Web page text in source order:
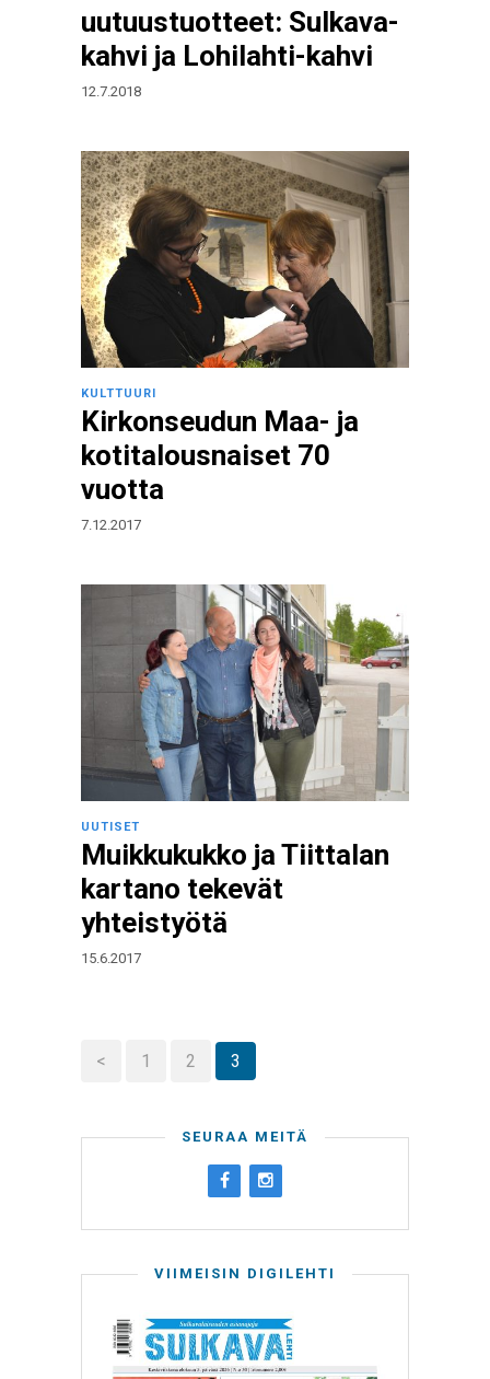
uutuustuotteet: Sulkava-
kahvi ja Lohilahti-kahvi
12.7.2018
KULTTUURI
Kirkonseudun Maa- ja
kotitalousnaiset 70
vuotta
7.12.2017
UUTISET
Muikkukukko ja Tiittalan
kartano tekevät
yhteistyötä
15.6.2017
< 1 2 3
SEURAA MEITÄ
VIIMEISIN DIGILEHTI